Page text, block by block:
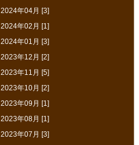
2024年04月 [3]
2024年02月 [1]
2024年01月 [3]
2023年12月 [2]
2023年11月 [5]
2023年10月 [2]
2023年09月 [1]
2023年08月 [1]
2023年07月 [3]